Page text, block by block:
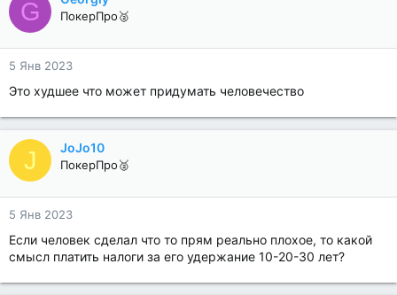
G ПокерПро🥈
5 Янв 2023
Это худшее что может придумать человечество
J JoJo10
ПокерПро🥈
5 Янв 2023
Если человек сделал что то прям реально плохое, то какой
смысл платить налоги за его удержание 10-20-30 лет?